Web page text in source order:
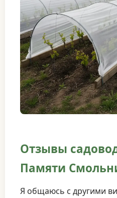
Отзывы
Памяти
Я общаюсь с другими